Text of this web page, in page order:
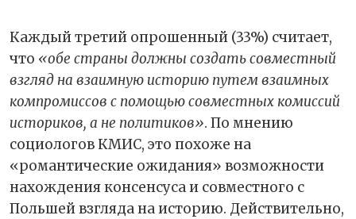
Каждый третий опрошенный (33%) считает,
что «обе страны должны создать совместный
взгляд на взаимную историю путем взаимных
компромиссов с помощью совместных комиссий
историков, а не политиков». По мнению
социологов КМИС, это похоже на
«романтические ожидания» возможности
нахождения консенсуса и совместного с
Польшей взгляда на историю. Действительно,